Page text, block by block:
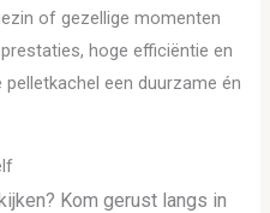
of gezellige momenten
hoge efficiëntie en
een duurzame én
Kom gerust langs in